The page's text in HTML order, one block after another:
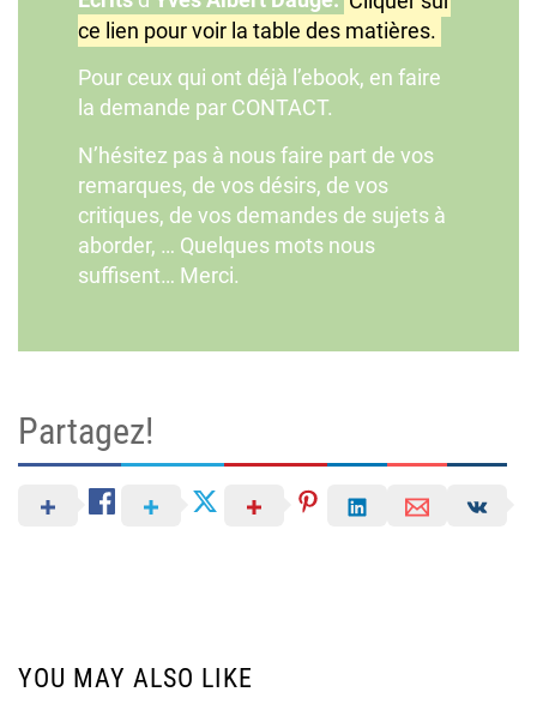
ce lien pour voir la table des matières.
Pour ceux qui ont déjà l’ebook, en faire
la demande par CONTACT.
N’hésitez pas à nous faire part de vos
remarques, de vos désirs, de vos
critiques, de vos demandes de sujets à
aborder, … Quelques mots nous
suffisent… Merci.
Partagez!
YOU MAY ALSO LIKE